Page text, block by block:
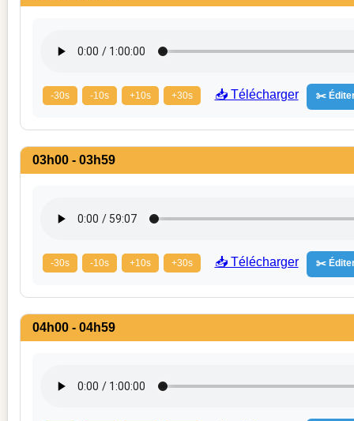
-30s -10s +10s +30s 📥 Télécharger ✂️
03h00 - 03h59
-30s -10s +10s +30s 📥 Télécharger ✂️
04h00 - 04h59